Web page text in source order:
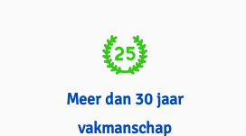
Meer dan 30 jaar
vakmanschap